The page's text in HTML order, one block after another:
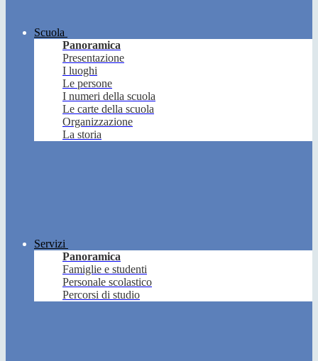
Scuola
Panoramica
Presentazione
I luoghi
Le persone
I numeri della scuola
Le carte della scuola
Organizzazione
La storia
Servizi
Panoramica
Famiglie e studenti
Personale scolastico
Percorsi di studio